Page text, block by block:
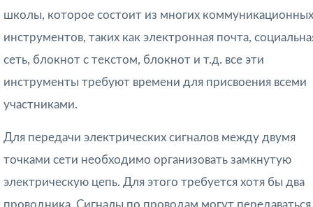
школы, которое состоит из многих коммуникационных
инструментов, таких как электронная почта,
сеть, блокнот с текстом, блокнот и т.д. все эти
инструменты требуют времени для присвоения всеми
участниками.
Для передачи электрических сигналов между двумя
точками сети необходимо организовать замкнутую
электрическую цепь. Для этого требуется хотя бы два